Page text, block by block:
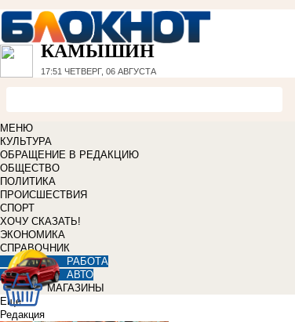
КАМЫШИН
17:51 ЧЕТВЕРГ, 06 АВГУСТА
МЕНЮ
КУЛЬТУРА
ОБРАЩЕНИЕ В РЕДАКЦИЮ
ОБЩЕСТВО
ПОЛИТИКА
ПРОИСШЕСТВИЯ
СПОРТ
ХОЧУ СКАЗАТЬ!
ЭКОНОМИКА
СПРАВОЧНИК
РАБОТА
АВТО
МАГАЗИНЫ
Еще
Редакция